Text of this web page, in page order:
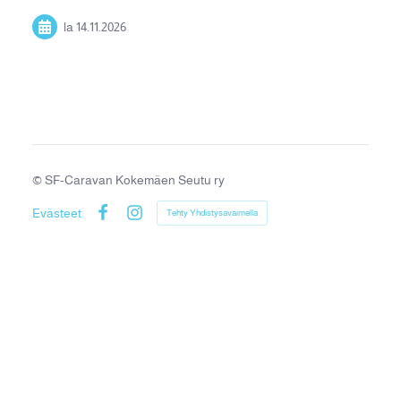
la 14.11.2026
©SF-Caravan Kokemäen Seutu ry
Evästeet
Instagram
Tehty Yhdistysavaimella